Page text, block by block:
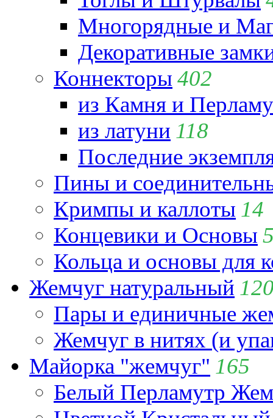
Многорядные и
Декоративные
Коннекторы 402
из Камня и
из латуни 118
Последние
Пины и
Кримпы и каллоты 14
Концевики и Основы
Кольца и основы для
Жемчуг натуральный
Пары и единичные
Жемчуг в нитях (и
Майорка "жемчуг" 165
Белый Перламутр